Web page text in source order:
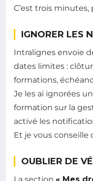
C’est trois minutes,
IGNORER LES
Intralignes envoie
dates limites :
formations,
Je les ai ignorées
formation sur la
activé les
Et je vous conseille
OUBLIER DE